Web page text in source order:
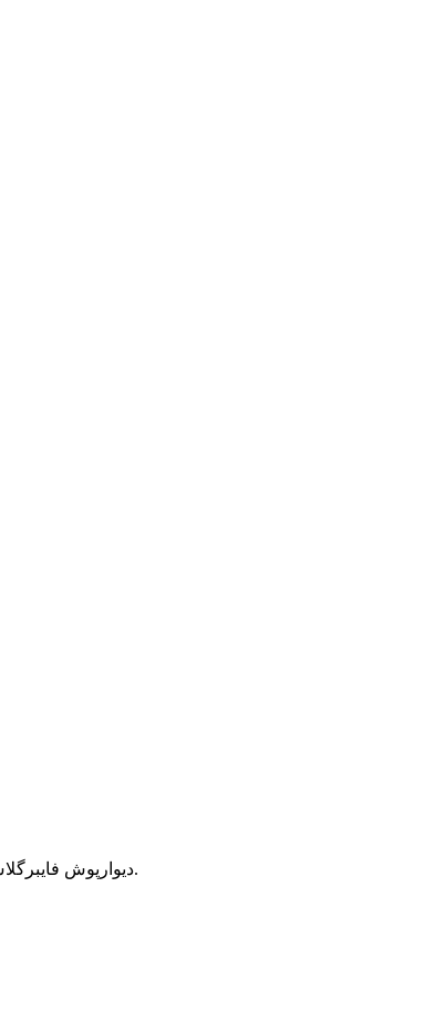
دیوارپوش فایبرگلاس دینگ از ماسه کوارتز زیر 1200 درجه سانتیگراد ساخته شده و سپس به پارچه بافته شده است. این یک ماده سطحی کامپوزیت با مقاومت بالا است.